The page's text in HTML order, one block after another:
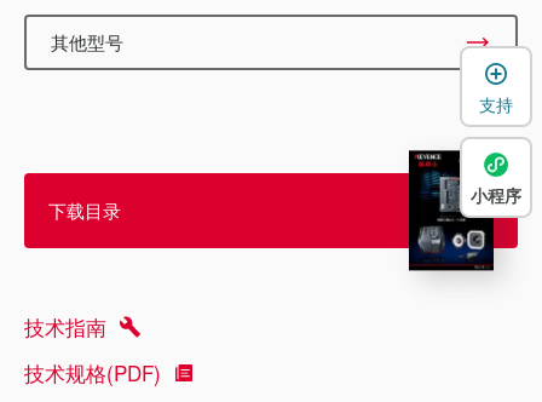
其他型号
下载目录
技术指南
技术规格(PDF)
支持
小程序